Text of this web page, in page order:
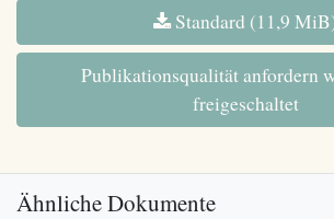
Standard (11,9
Publikationsqualität anfordern
freigeschaltet
Ähnliche Dokumente